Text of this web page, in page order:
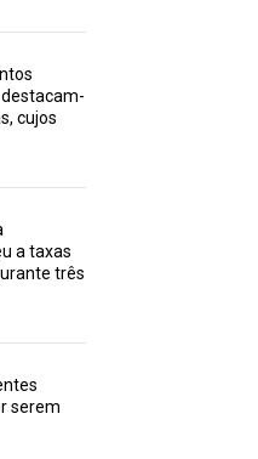
cujos
a taxas
três
serem